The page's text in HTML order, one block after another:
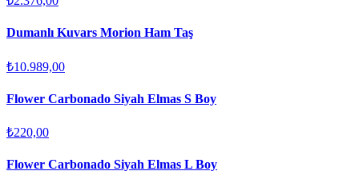
Dumanlı Kuvars Morion Ham Taş
₺10.989,00
Flower Carbonado Siyah Elmas S Boy
₺220,00
Flower Carbonado Siyah Elmas L Boy